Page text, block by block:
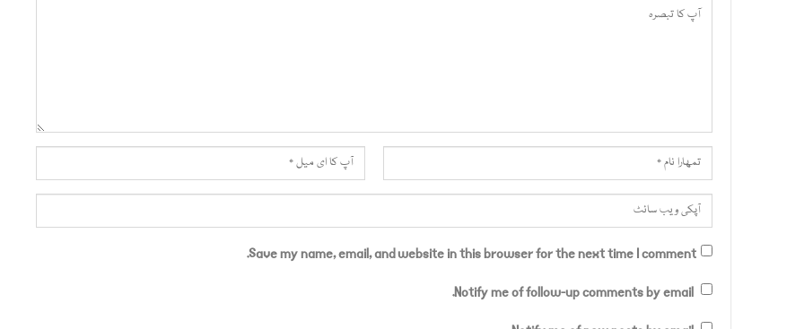
Save my name, email, and website in this browser for the next time I comment.
Notify me of follow-up comments by email.